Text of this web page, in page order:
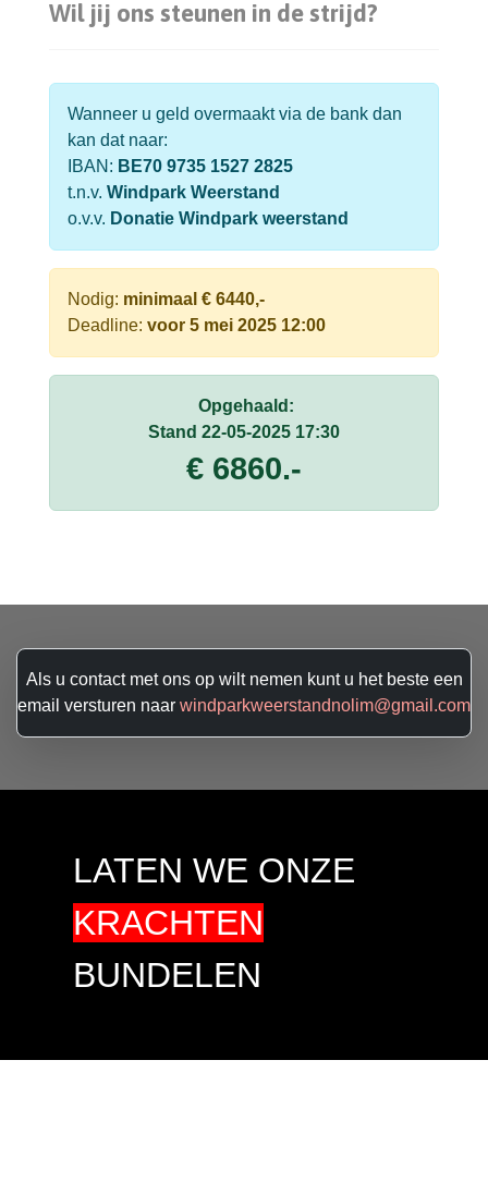
Wil jij ons steunen in de strijd?
Wanneer u geld overmaakt via de bank dan
kan dat naar:
IBAN: BE70 9735 1527 2825
t.n.v. Windpark Weerstand
o.v.v. Donatie Windpark weerstand
Nodig: minimaal € 6440,-
Deadline: voor 5 mei 2025 12:00
Opgehaald:
Stand 22-05-2025 17:30
€ 6860.-
Als u contact met ons op wilt nemen kunt u het beste een
email versturen naar windparkweerstandnolim@gmail.com
LATEN WE ONZE
KRACHTEN
BUNDELEN